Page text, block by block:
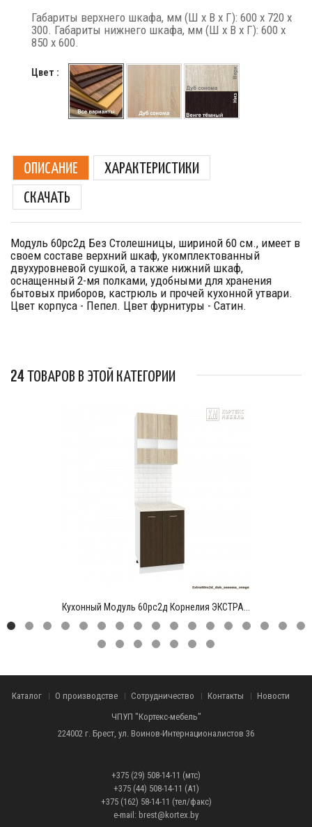
Габариты верхнего шкафа, мм (Ш х В х Г): 600 х 720 х
300. Габариты нижнего шкафа, мм (Ш х В х Г): 600 х
850 х 600.
Цвет :
ОПИСАНИЕ
ХАРАКТЕРИСТИКИ
СКАЧАТЬ
Модуль 60рс2д Без Столешницы, шириной 60 см., имеет в
своем составе верхний шкаф, укомплектованный
двухуровневой сушкой, а также нижний шкаф,
оснащенный 2-мя полками, удобными для хранения
бытовых приборов, кастрюль и прочей кухонной утвари.
Цвет корпуса - Пепел. Цвет фурнитуры - Сатин.
24 ТОВАРОВ В ЭТОЙ КАТЕГОРИИ
Кухонный Модуль 60рс2д Корнелия ЭКСТРА...
Каталог О производстве Сотрудничество Контакты
Новости
ЧПУП "Кортекс-мебель"
224002 г. Брест, ул. Воинов-Интернационалистов 36
+375 (29) 508-14-11 (мтс)
+375 (44) 508-14-11 (А1)
+375 (162) 58-14-11 (тел/факс)
e-mail: brest@kortex.by